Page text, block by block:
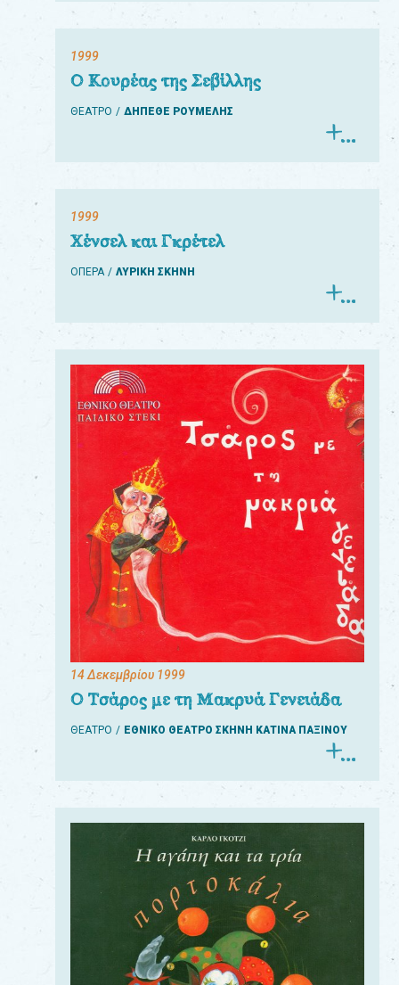
1999
Ο Κουρέας της Σεβίλλης
ΘΕΑΤΡΟ ΔΗΠΕΘΕ ΡΟΥΜΕΛΗΣ
1999
Χένσελ και Γκρέτελ
ΟΠΕΡΑ ΛΥΡΙΚΗ ΣΚΗΝΗ
14 Δεκεμβρίου 1999
Ο Τσάρος με τη Μακρυά Γενειάδα
ΘΕΑΤΡΟ ΕΘΝΙΚΟ ΘΕΑΤΡΟ ΣΚΗΝΗ ΚΑΤΙΝΑ ΠΑΞΙΝΟΥ